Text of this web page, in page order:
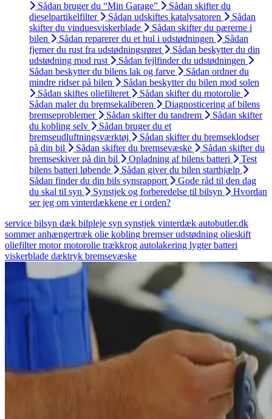
Sådan bruger du “Min Garage”
Sådan skifter du
dieselpartikelfilter
Sådan udskiftes katalysatoren
Sådan
skifter du vinduesviskerblade
Sådan skifter du pærerne i
bilen
Sådan reparerer du et hul i udstødningen
Sådan
fjerner du rust fra udstødningsrøret
Sådan beskytter du din
udstødning mod rust
Sådan fejlfinder du udstødningen
Sådan beskytter du bilens lak og farve
Sådan ordner du
mindre ridser på bilen
Sådan beskytter du bilen mod solen
Sådan skiftes oliefilteret
Sådan skifter du motorolie
Sådan maler du bremsekaliberen
Diagnosticering af bilens
bremseproblemer
Sådan skifter du tandrem
Sådan skifter
du kobling selv
Sådan bruger du et
bremseudluftningsværktøj
Sådan skifter du bremseklodser
på din bil
Sådan skifter du bremsevæske
Sådan skifter du
bremseskiver på din bil
Opladning af bilens batteri
Test
bilens batteri løbende
Sådan giver du bilen starthjælp
Sådan finder du din bils synsrapport
Gode råd til den dag
du skal til syn
Synstjek og forberedelse til bilsyn
Hvordan
ser jeg om vinterdækkene er i orden?
service bilsyn dæk bilpleje syn synstjek vinterdæk autobutler.dk
sommeranhængertræk olie kobling bremserudstødning olieskift
oliefiltermotormotorolie trækkrog autolakering lygterbatteri
viskerblade dæktryk bremsevæske